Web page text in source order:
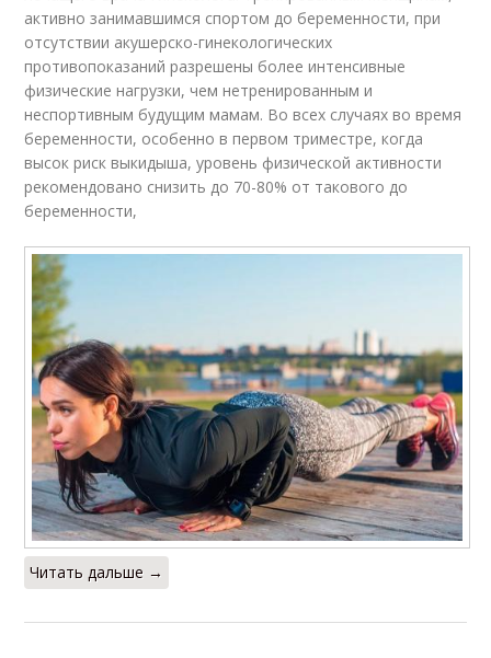
активно занимавшимся спортом до беременности, при
отсутствии акушерско-гинекологических
противопоказаний разрешены более интенсивные
физические нагрузки, чем нетренированным и
неспортивным будущим мамам. Во всех случаях во время
беременности, особенно в первом триместре, когда
высок риск выкидыша, уровень физической активности
рекомендовано снизить до 70-80% от такового до
беременности,
Читать дальше →